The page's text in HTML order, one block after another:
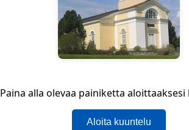
Paina alla olevaa painiketta
Aloita kuuntelu